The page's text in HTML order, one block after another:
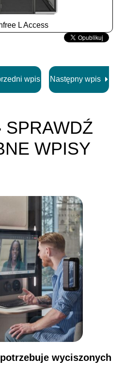
L Access
wpis Następny wpis
SPRAWDŹ
WPISY
wyciszonych